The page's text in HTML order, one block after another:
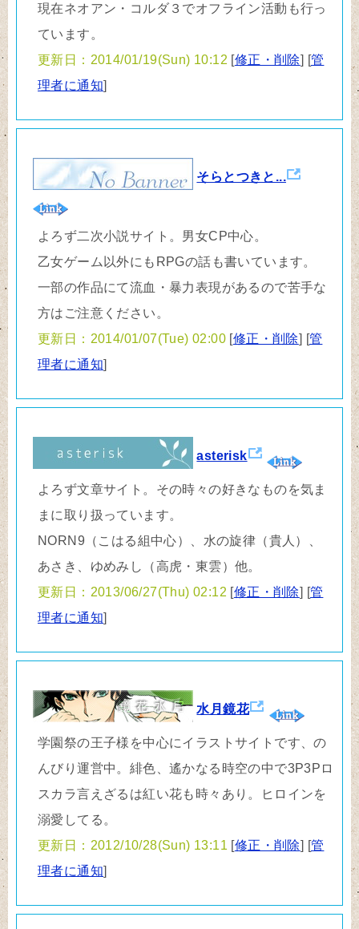
現在ネオアン・コルダ３でオフライン活動も行っ
ています。
更新日：2014/01/19(Sun) 10:12 [修正・削除] [管
理者に通知]
そらとつきと...
よろず二次小説サイト。男女CP中心。
乙女ゲーム以外にもRPGの話も書いています。
一部の作品にて流血・暴力表現があるので苦手な
方はご注意ください。
更新日：2014/01/07(Tue) 02:00 [修正・削除] [管
理者に通知]
asterisk
よろず文章サイト。その時々の好きなものを気ま
まに取り扱っています。
NORN9（こはる組中心）、水の旋律（貴人）、
あさき、ゆめみし（高虎・東雲）他。
更新日：2013/06/27(Thu) 02:12 [修正・削除] [管
理者に通知]
水月鏡花
学園祭の王子様を中心にイラストサイトです、の
んびり運営中。緋色、遙かなる時空の中で3P3Pロ
スカラ言えざるは紅い花も時々あり。ヒロインを
溺愛してる。
更新日：2012/10/28(Sun) 13:11 [修正・削除] [管
理者に通知]